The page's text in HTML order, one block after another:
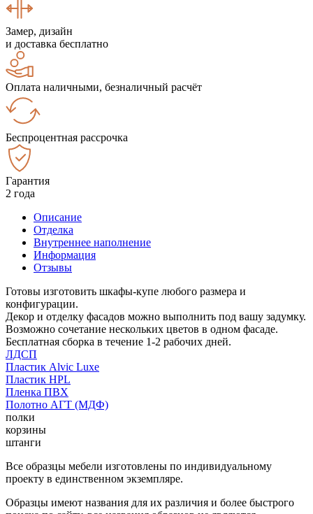
Замер, дизайн
и доставка бесплатно
Оплата наличными, безналичный расчёт
Беспроцентная рассрочка
Гарантия
2 года
Описание
Отделка
Внутреннее наполнение
Информация
Отзывы
Готовы изготовить шкафы-купе любого размера и
конфигурации.
Декор и отделку фасадов можно выполнить под вашу задумку.
Возможно сочетание нескольких цветов в одном фасаде.
Бесплатная сборка в течение 1-2 рабочих дней.
ЛДСП
Пластик Alvic Luxe
Пластик HPL
Пленка ПВХ
Полотно АГТ (МДФ)
полки
корзины
штанги
Все образцы мебели изготовлены по индивидуальному
проекту в единственном экземпляре.
Образцы имеют названия для их различия и более быстрого